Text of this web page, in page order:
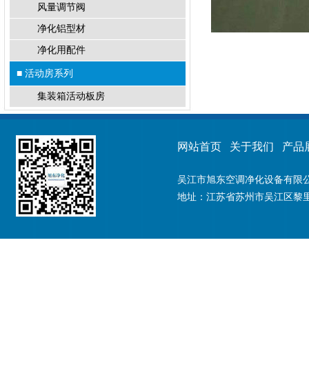
风量调节阀
净化铝型材
净化用配件
■ 活动房系列
集装箱活动板房
网站首页 关于我们 产品
吴江市旭东空调净化设备有
地址：江苏省苏州市吴江区黎